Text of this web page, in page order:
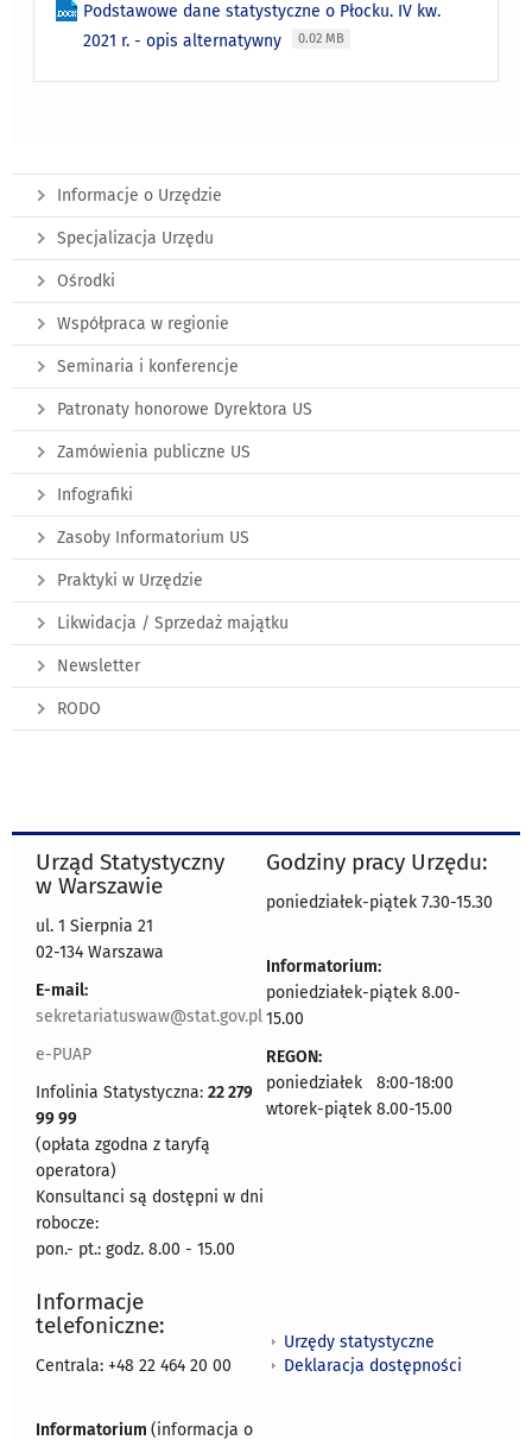
Podstawowe dane statystyczne o Płocku. IV kw.
2021 r. - opis alternatywny
0.02 MB
Informacje o Urzędzie
Specjalizacja Urzędu
Ośrodki
Współpraca w regionie
Seminaria i konferencje
Patronaty honorowe Dyrektora US
Zamówienia publiczne US
Infografiki
Zasoby Informatorium US
Praktyki w Urzędzie
Likwidacja / Sprzedaż majątku
Newsletter
RODO
Urząd Statystyczny
w Warszawie
ul. 1 Sierpnia 21
02-134 Warszawa
E-mail:
sekretariatuswaw@stat.gov.pl
e-PUAP
Infolinia Statystyczna: 22 279
99 99
(opłata zgodna z taryfą
operatora)
Konsultanci są dostępni w dni
robocze:
pon.- pt.: godz. 8.00 - 15.00
Godziny pracy Urzędu:
poniedziałek-piątek 7.30-15.30
Informatorium:
poniedziałek-piątek 8.00-
15.00
REGON:
poniedziałek 8:00-18:00
wtorek-piątek 8.00-15.00
Informacje
telefoniczne:
Centrala: +48 22 464 20 00
Informatorium (informacja o
Urzędy statystyczne
Deklaracja dostępności